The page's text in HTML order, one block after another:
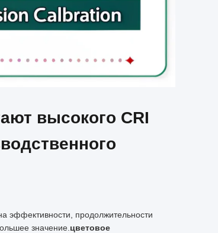
высокого CRI
эффективности, продолжительности
значение. цветовое